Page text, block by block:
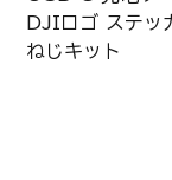
DJIロゴ ステッ
ねじキット